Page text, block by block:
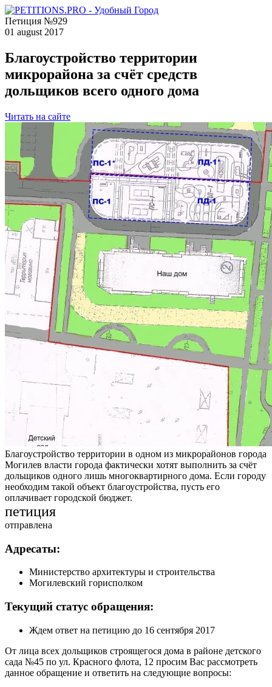
Петиция №929
01 august 2017
Благоустройство территории
микрорайона за счёт средств
дольщиков всего одного дома
Читать на сайте
Благоустройство территории в одном из микрорайонов города
Могилев власти города фактически хотят выполнить за счёт
дольщиков одного лишь многоквартирного дома. Если городу
необходим такой объект благоустройства, пусть его
оплачивает городской бюджет.
петиция
отправлена
Адресаты:
Министерство архитектуры и строительства
Могилевский горисполком
Текущий статус обращения:
Ждем ответ на петицию до 16 сентября 2017
От лица всех дольщиков строящегося дома в районе детского
сада №45 по ул. Красного флота, 12 просим Вас рассмотреть
данное обращение и ответить на следующие вопросы: